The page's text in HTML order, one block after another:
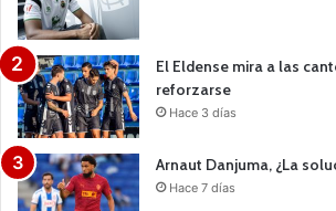
El Eldense mira a las
reforzarse
Hace 3 días
Arnaut Danjuma, ¿La
Hace 7 días